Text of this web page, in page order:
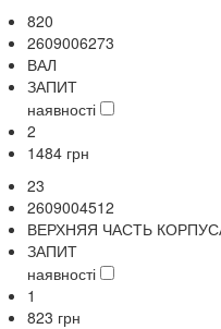
820
2609006273
ВАЛ
ЗАПИТ
наявності
2
1484 грн
23
2609004512
ВЕРХНЯЯ ЧАСТЬ
ЗАПИТ
наявності
1
823 грн